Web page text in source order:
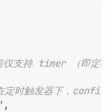
支持 timer （即定时
时触发器下，config
,